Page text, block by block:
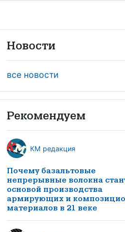
Новости
все новости
Рекомендуем
КМ редакция
Почему базальтовые
непрерывные волокна
основой производства
армирующих и
материалов в 21 веке